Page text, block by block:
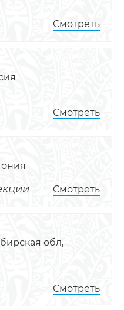
Смотреть
Смотреть
Смотреть
обл,
Смотреть